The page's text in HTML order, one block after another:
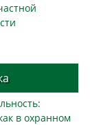
в охранном